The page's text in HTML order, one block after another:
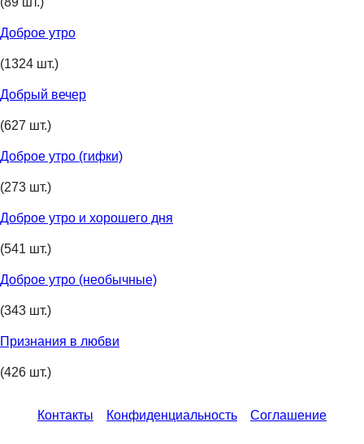
Доброе утро
(1324 шт.)
Добрый вечер
(627 шт.)
Доброе утро (гифки)
(273 шт.)
Доброе утро и хорошего дня
(541 шт.)
Доброе утро (необычные)
(343 шт.)
Признания в любви
(426 шт.)
Контакты Конфиденциальность Соглашение